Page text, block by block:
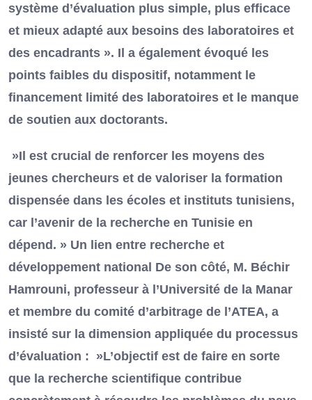
système d’évaluation plus simple, plus efficace
et mieux adapté aux besoins des laboratoires et
des encadrants ». Il a également évoqué les
points faibles du dispositif, notamment le
financement limité des laboratoires et le manque
de soutien aux doctorants.
»Il est crucial de renforcer les moyens des
jeunes chercheurs et de valoriser la formation
dispensée dans les écoles et instituts tunisiens,
car l’avenir de la recherche en Tunisie en
dépend. » Un lien entre recherche et
développement national De son côté, M. Béchir
Hamrouni, professeur à l’Université de la Manar
et membre du comité d’arbitrage de l’ATEA, a
insisté sur la dimension appliquée du processus
d’évaluation : »L’objectif est de faire en sorte
que la recherche scientifique contribue